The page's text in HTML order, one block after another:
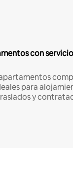
con
para
y